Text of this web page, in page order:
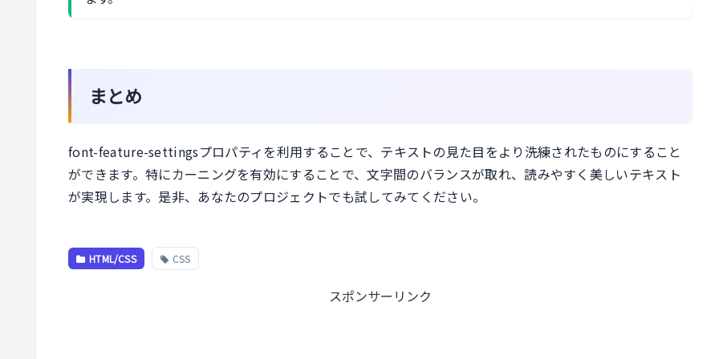
まとめ
font-feature-settingsプロパティを利用することで、テキストの見た目をより洗練されたものにすること
ができます。特にカーニングを有効にすることで、文字間のバランスが取れ、読みやすく美しいテキスト
が実現します。是非、あなたのプロジェクトでも試してみてください。
HTML/CSS CSS
スポンサーリンク